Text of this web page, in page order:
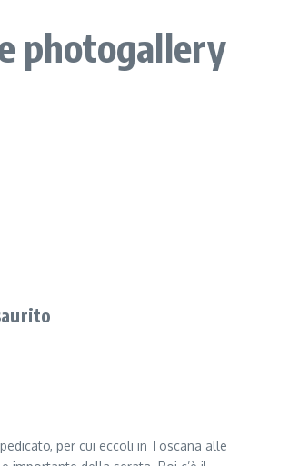
photogallery
per cui eccoli in Toscana alle